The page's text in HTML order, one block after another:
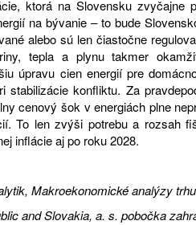
ktorá na Slovensku zvyčajne
na bývanie – to bude
alebo sú len čiastočne
tepla a plynu takmer
úpravu cien energií pre
stabilizácie konfliktu. Za
cenový šok v energiách plne
To len zvýši potrebu a rozsah
inflácie aj po roku 2028.
Makroekonomické analýzy trhu
and Slovakia, a. s. pobočka